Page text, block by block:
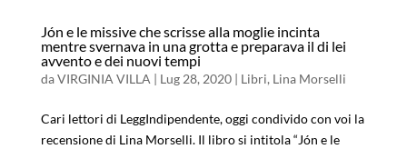
Jón e le missive che scrisse alla moglie incinta
mentre svernava in una grotta e preparava il di lei
avvento e dei nuovi tempi
daVIRGINIA VILLA | Lug 28, 2020| Libri, Lina Morselli
Cari lettori di LeggIndipendente, oggi condivido con voi la
recensione di Lina Morselli. Il libro si intitola “Jón e le